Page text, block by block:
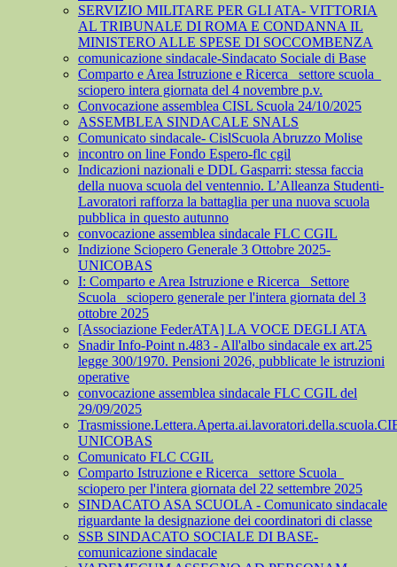
SERVIZIO MILITARE PER GLI ATA- VITTORIA
AL TRIBUNALE DI ROMA E CONDANNA IL
MINISTERO ALLE SPESE DI SOCCOMBENZA
comunicazione sindacale-Sindacato Sociale di Base
Comparto e Area Istruzione e Ricerca_ settore scuola_
sciopero intera giornata del 4 novembre p.v.
Convocazione assemblea CISL Scuola 24/10/2025
ASSEMBLEA SINDACALE SNALS
Comunicato sindacale- CislScuola Abruzzo Molise
incontro on line Fondo Espero-flc cgil
Indicazioni nazionali e DDL Gasparri: stessa faccia
della nuova scuola del ventennio. L’Alleanza Studenti-
Lavoratori rafforza la battaglia per una nuova scuola
pubblica in questo autunno
convocazione assemblea sindacale FLC CGIL
Indizione Sciopero Generale 3 Ottobre 2025-
UNICOBAS
I: Comparto e Area Istruzione e Ricerca_ Settore
Scuola_ sciopero generale per l'intera giornata del 3
ottobre 2025
[Associazione FederATA] LA VOCE DEGLI ATA
Snadir Info-Point n.483 - All'albo sindacale ex art.25
legge 300/1970. Pensioni 2026, pubblicate le istruzioni
operative
convocazione assemblea sindacale FLC CGIL del
29/09/2025
UNICOBAS
Comunicato FLC CGIL
Comparto Istruzione e Ricerca_ settore Scuola_
sciopero per l'intera giornata del 22 settembre 2025
SINDACATO ASA SCUOLA - Comunicato sindacale
riguardante la designazione dei coordinatori di classe
SSB SINDACATO SOCIALE DI BASE-
comunicazione sindacale